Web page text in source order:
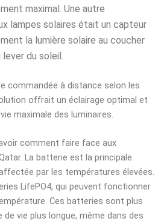
maximal. Une autre
lampes solaires était un capteur
la lumière solaire au coucher
du soleil.
commandée à distance selon les
offrait un éclairage optimal et
maximale des luminaires.
comment faire face aux
La batterie est la principale
par les températures élevées.
LifePO4, qui peuvent fonctionner
Ces batteries sont plus
vie plus longue, même dans des